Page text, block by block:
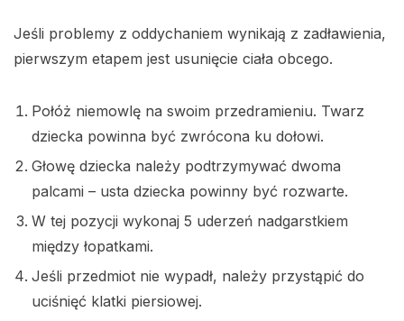
Jeśli problemy z oddychaniem wynikają z zadławienia,
pierwszym etapem jest usunięcie ciała obcego.
Połóż niemowlę na swoim przedramieniu. Twarz
dziecka powinna być zwrócona ku dołowi.
Głowę dziecka należy podtrzymywać dwoma
palcami – usta dziecka powinny być rozwarte.
W tej pozycji wykonaj 5 uderzeń nadgarstkiem
między łopatkami.
Jeśli przedmiot nie wypadł, należy przystąpić do
uciśnięć klatki piersiowej.